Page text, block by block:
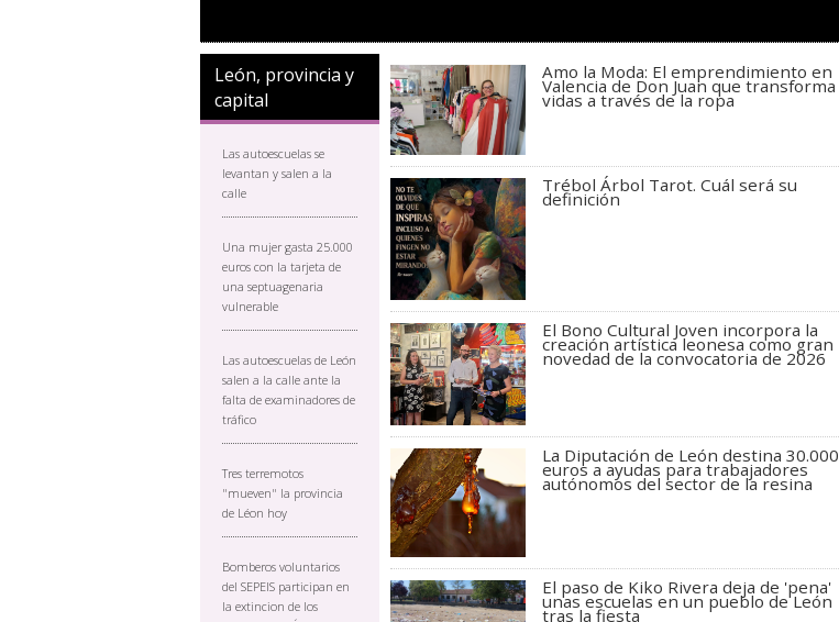
León, provincia y
capital
Las autoescuelas se
levantan y salen a la
calle
Una mujer gasta 25.000
euros con la tarjeta de
una septuagenaria
vulnerable
Las autoescuelas de León
salen a la calle ante la
falta de examinadores de
tráfico
Tres terremotos
"mueven" la provincia
de Léon hoy
Bomberos voluntarios
del SEPEIS participan en
la extincion de los
Amo la Moda: El emprendimiento en
Valencia de Don Juan que transforma
vidas a través de la ropa
Trébol Árbol Tarot. Cuál será su
definición
El Bono Cultural Joven incorpora la
creación artística leonesa como gran
novedad de la convocatoria de 2026
La Diputación de León destina 30.000
euros a ayudas para trabajadores
autónomos del sector de la resina
El paso de Kiko Rivera deja de 'pena'
unas escuelas en un pueblo de León
tras la fiesta